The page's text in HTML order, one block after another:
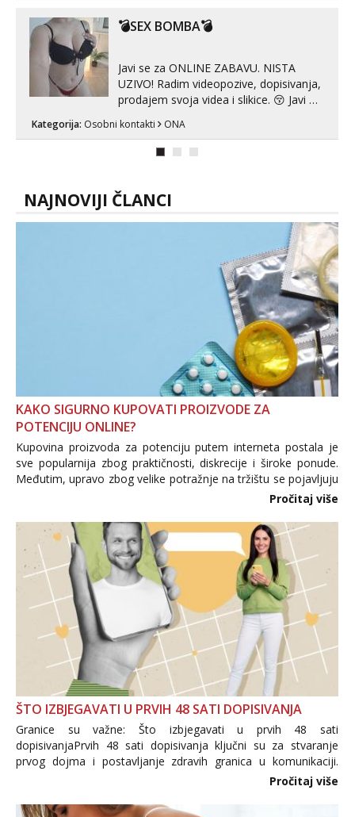
autentičnosti možeš me vidjeti na
💣SEX BOMBA💣
Javi se za ONLINE ZABAVU. NISTA
UZIVO! Radim videopozive, dopisivanja,
prodajem svoja videa i slikice. 😚 Javi mi
Telegram. +385 91 723 0045
Kategorija: Osobni kontakti ONA
NAJNOVIJI ČLANCI
KAKO SIGURNO KUPOVATI PROIZVODE ZA
POTENCIJU ONLINE?
Kupovina proizvoda za potenciju putem interneta postala je
sve popularnija zbog praktičnosti, diskrecije i široke ponude.
Međutim, upravo zbog velike potražnje na tržištu se pojavljuju
i brojni krivotvoreni proizvodi, nepouzdane internetske
Pročitaj više
ŠTO IZBJEGAVATI U PRVIH 48 SATI DOPISIVANJA
Granice su važne: Što izbjegavati u prvih 48 sati
dopisivanjaPrvih 48 sati dopisivanja ključni su za stvaranje
prvog dojma i postavljanje zdravih granica u komunikaciji.
Važno je izbjeći prebrzo otkrivanje osobnih ili intimnih
informacija, jer nepoznata osoba još nije zaslužila to
povjerenje. Takođe...
Pročitaj više